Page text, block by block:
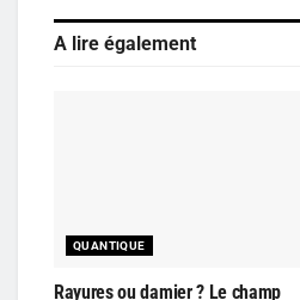
A lire également
QUANTIQUE
Rayures ou damier ? Le champ